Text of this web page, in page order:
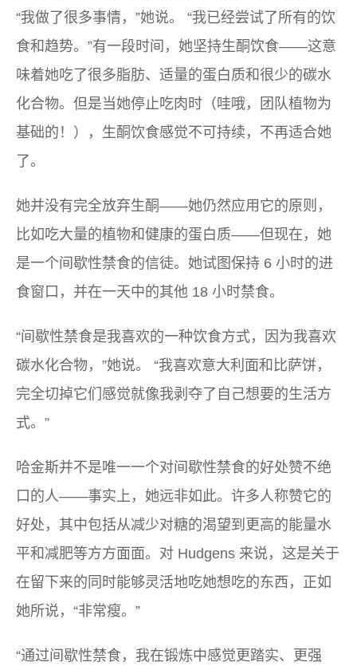
“我做了很多事情，”她说。 “我已经尝试了所有的饮
食和趋势。”有一段时间，她坚持生酮饮食——这意
味着她吃了很多脂肪、适量的蛋白质和很少的碳水
化合物。但是当她停止吃肉时（哇哦，团队植物为
基础的！），生酮饮食感觉不可持续，不再适合她
了。
她并没有完全放弃生酮——她仍然应用它的原则，
比如吃大量的植物和健康的蛋白质——但现在，她
是一个间歇性禁食的信徒。她试图保持 6 小时的进
食窗口，并在一天中的其他 18 小时禁食。
“间歇性禁食是我喜欢的一种饮食方式，因为我喜欢
碳水化合物，”她说。 “我喜欢意大利面和比萨饼，
完全切掉它们感觉就像我剥夺了自己想要的生活方
式。”
哈金斯并不是唯一一个对间歇性禁食的好处赞不绝
口的人——事实上，她远非如此。许多人称赞它的
好处，其中包括从减少对糖的渴望到更高的能量水
平和减肥等方方面面。对 Hudgens 来说，这是关于
在留下来的同时能够灵活地吃她想吃的东西，正如
她所说，“非常瘦。”
“通过间歇性禁食，我在锻炼中感觉更踏实、更强